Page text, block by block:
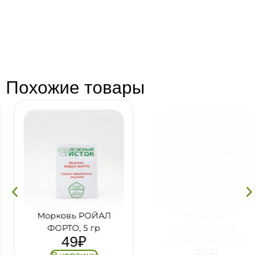
Похожие товары
Морковь РОЙАЛ
ФОРТО, 5 гр
49₽